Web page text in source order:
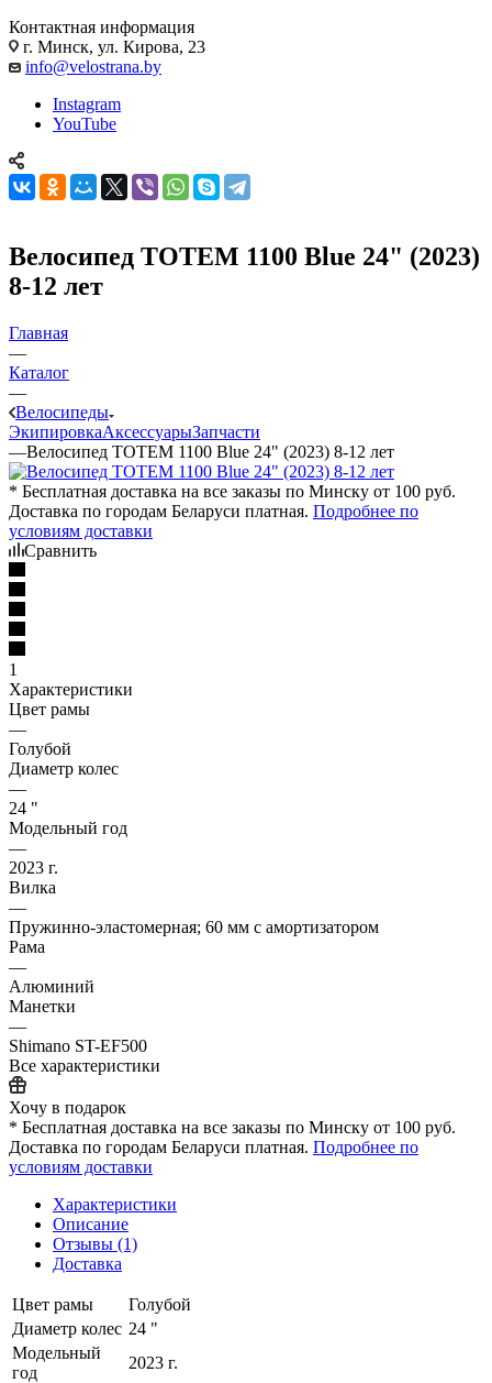
Контактная информация
г. Минск, ул. Кирова, 23
info@velostrana.by
Instagram
YouTube
Велосипед TOTEM 1100 Blue 24" (2023)
8-12 лет
Главная
—
Каталог
—
Велосипеды
ЭкипировкаАксессуарыЗапчасти
—Велосипед TOTEM 1100 Blue 24" (2023) 8-12 лет
* Бесплатная доставка на все заказы по Минску от 100 руб.
Доставка по городам Беларуси платная. Подробнее по
условиям доставки
Сравнить
1
Характеристики
Цвет рамы
—
Голубой
Диаметр колес
—
24 "
Модельный год
—
2023 г.
Вилка
—
Пружинно-эластомерная; 60 мм с амортизатором
Рама
—
Алюминий
Манетки
—
Shimano ST-EF500
Все характеристики
Хочу в подарок
* Бесплатная доставка на все заказы по Минску от 100 руб.
Доставка по городам Беларуси платная. Подробнее по
условиям доставки
Характеристики
Описание
Отзывы (1)
Доставка
Цвет рамы
Голубой
Диаметр колес 24 "
Модельный
год
2023 г.